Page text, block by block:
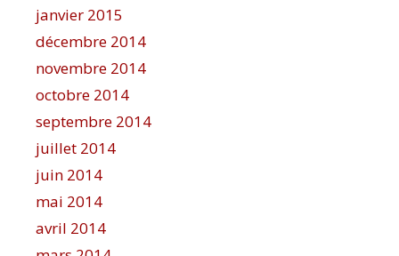
janvier 2015
décembre 2014
novembre 2014
octobre 2014
septembre 2014
juillet 2014
juin 2014
mai 2014
avril 2014